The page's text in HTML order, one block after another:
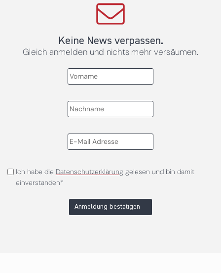
Keine News verpassen.
Gleich anmelden und nichts mehr versäumen.
Ich habe die Datenschutzerklärunggelesen und bin damit
einverstanden*
Anmeldung bestätigen